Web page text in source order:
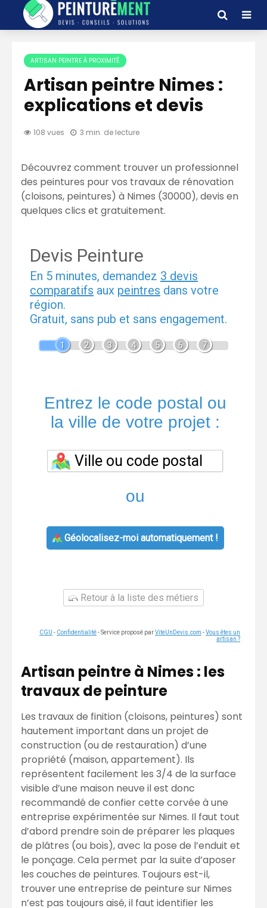
ARTISAN PEINTRE À PROXIMITÉ
Artisan peintre Nimes :
explications et devis
108 vues 3 min. de lecture
Découvrez comment trouver un professionnel
des peintures pour vos travaux de rénovation
(cloisons, peintures) à Nimes (30000), devis en
quelques clics et gratuitement.
Devis Peinture
En 5 minutes, demandez 3 devis
comparatifs aux peintres dans votre
région.
Gratuit, sans pub et sans engagement.
1 2 3 4 5 6 7
Entrez le code postal ou
la ville de votre projet :
ou
Géolocalisez-moi automatiquement !
Retour à la liste des métiers
CGU - Confidentialité- Service proposé parViteUnDevis.com -Vous êtes un
artisan ?
Artisan peintre à Nimes : les
travaux de peinture
Les travaux de finition (cloisons, peintures) sont
hautement important dans un projet de
construction (ou de restauration) d’une
propriété (maison, appartement). Ils
représentent facilement les 3/4 de la surface
visible d’une maison neuve il est donc
recommandé de confier cette corvée à une
entreprise expérimentée sur Nimes. Il faut tout
d’abord prendre soin de préparer les plaques
de plâtres (ou bois), avec la pose de l’enduit et
le ponçage. Cela permet par la suite d’aposer
les couches de peintures. Toujours est-il,
trouver une entreprise de peinture sur Nimes
n’est pas toujours aisé, il faut identifier les